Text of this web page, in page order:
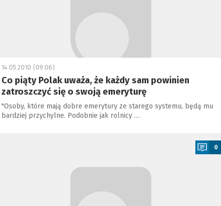
14.05.2010 (09:06)
Co piąty Polak uważa, że każdy sam powinien
zatroszczyć się o swoją emeryturę
"Osoby, które mają dobre emerytury ze starego systemu, będą mu
bardziej przychylne. Podobnie jak rolnicy …
0